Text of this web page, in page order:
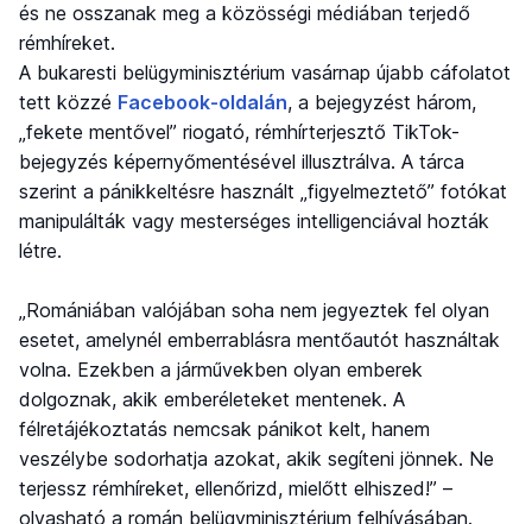
és ne osszanak meg a közösségi médiában terjedő
rémhíreket.
A bukaresti belügyminisztérium vasárnap újabb cáfolatot
tett közzé Facebook-oldalán, a bejegyzést három,
„fekete mentővel” riogató, rémhírterjesztő TikTok-
bejegyzés képernyőmentésével illusztrálva. A tárca
szerint a pánikkeltésre használt „figyelmeztető” fotókat
manipulálták vagy mesterséges intelligenciával hozták
létre.
„Romániában valójában soha nem jegyeztek fel olyan
esetet, amelynél emberrablásra mentőautót használtak
volna. Ezekben a járművekben olyan emberek
dolgoznak, akik emberéleteket mentenek. A
félretájékoztatás nemcsak pánikot kelt, hanem
veszélybe sodorhatja azokat, akik segíteni jönnek. Ne
terjessz rémhíreket, ellenőrizd, mielőtt elhiszed!” –
olvasható a román belügyminisztérium felhívásában.